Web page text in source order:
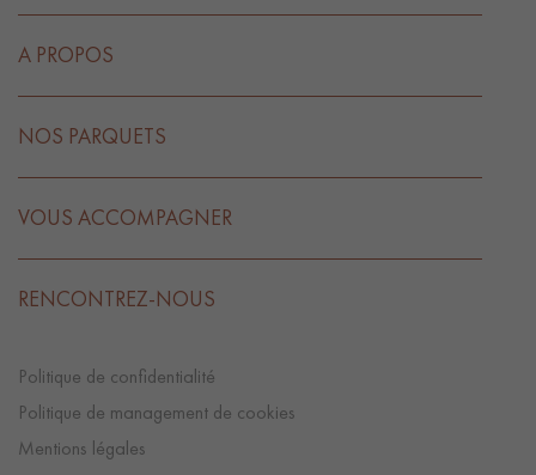
A PROPOS
NOS PARQUETS
VOUS ACCOMPAGNER
RENCONTREZ-NOUS
Politique de confidentialité
Politique de management de cookies
Mentions légales